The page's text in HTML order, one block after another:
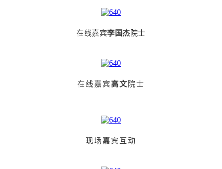
在线嘉宾李国杰院士
在线嘉宾高文 院士
现场嘉宾互动